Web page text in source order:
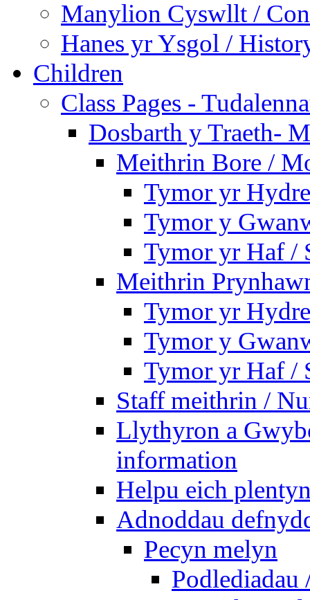
Manylion Cyswllt /
Hanes yr Ysgol /
Children
Class Pages -
Dosbarth y Traeth-
Meithrin Bore /
Tymor yr
Tymor y
Tymor yr Haf /
Meithrin
Tymor yr
Tymor y
Tymor yr Haf /
Staff meithrin /
Llythyron a
information
Helpu eich
Adnoddau
Pecyn melyn
Podlediadau